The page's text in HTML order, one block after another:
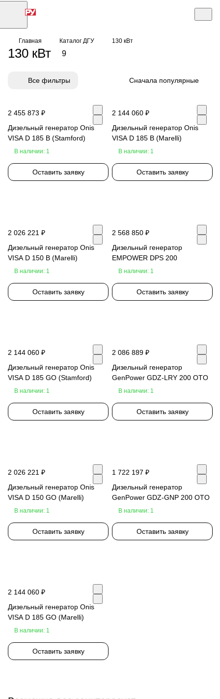
Главная Каталог ДГУ 130 кВт
130 кВт 9
Все фильтры Сначала популярные
2 455 873 ₽
Дизельный генератор Onis
VISA D 185 B (Stamford)
В наличии: 1
Оставить заявку
2 144 060 ₽
Дизельный генератор Onis
VISA D 185 B (Marelli)
В наличии: 1
Оставить заявку
2 026 221 ₽
Дизельный генератор Onis
VISA D 150 B (Marelli)
В наличии: 1
Оставить заявку
2 568 850 ₽
Дизельный генератор
EMPOWER DPS 200
В наличии: 1
Оставить заявку
2 144 060 ₽
Дизельный генератор Onis
VISA D 185 GO (Stamford)
В наличии: 1
Оставить заявку
2 086 889 ₽
Дизельный генератор
GenPower GDZ-LRY 200 OTO
В наличии: 1
Оставить заявку
2 026 221 ₽
Дизельный генератор Onis
VISA D 150 GO (Marelli)
В наличии: 1
Оставить заявку
1 722 197 ₽
Дизельный генератор
GenPower GDZ-GNP 200 OTO
В наличии: 1
Оставить заявку
2 144 060 ₽
Дизельный генератор Onis
VISA D 185 GO (Marelli)
В наличии: 1
Оставить заявку